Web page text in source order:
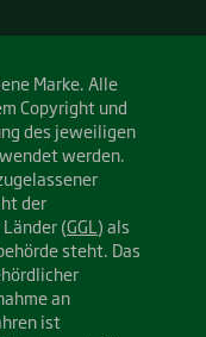
Marke. Alle
Copyright und
des jeweiligen
werden.
der
(GGL ) als
steht. Das
an
ist